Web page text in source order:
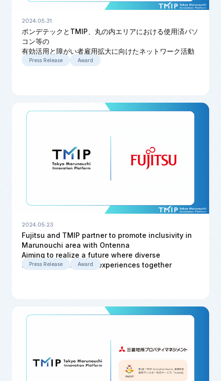
2024.05.31
ポンデテックとTMIP、丸の内エリアにおける使用済パソ
コン等の
有効活用と障がい者雇用拡大に向けたネットワーク活動
を開始
Press Release Award
2024.05.23
Fujitsu and TMIP partner to promote inclusivity in
Marunouchi area with Ontenna
Aiming to realize a future where diverse
individuals can enjoy experiences together
Press Release Award